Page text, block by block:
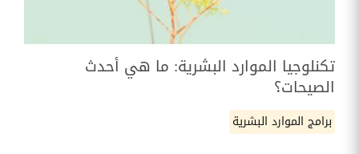
تكنلوجيا الموارد البشرية: ما هي أحدث
الصيحات؟
برامج الموارد البشرية